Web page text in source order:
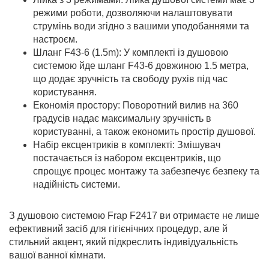
режими роботи, дозволяючи налаштовувати
струмінь води згідно з вашими уподобаннями та
настроєм.
Шланг F43-6 (1.5m): У комплекті із душовою
системою йде шланг F43-6 довжиною 1.5 метра,
що додає зручність та свободу рухів під час
користування.
Економія простору: Поворотний вилив на 360
градусів надає максимальну зручність в
користуванні, а також економить простір душової.
Набір ексцентриків в комплекті: Змішувач
постачається із набором ексцентриків, що
спрощує процес монтажу та забезпечує безпеку та
надійність системи.
З душовою системою Frap F2417 ви отримаєте не лише
ефективний засіб для гігієнічних процедур, але й
стильний акцент, який підкреслить індивідуальність
вашої ванної кімнати.